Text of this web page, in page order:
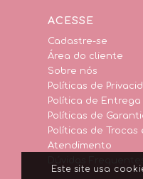
ACESSE
Cadastre-se
Área do cliente
Sobre nós
Políticas de
Política de Entrega
Políticas de
Políticas de Trocas
Atendimento
Este site usa